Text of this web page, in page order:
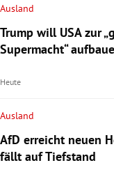
Ausland
Trump will USA zur
Supermacht“
Heute
Ausland
AfD erreicht neuen
fällt auf Tiefstand